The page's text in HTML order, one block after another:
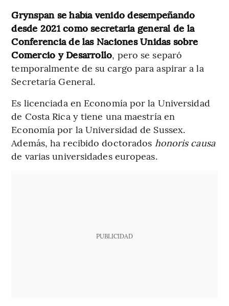
Grynspan se había venido desempeñando
desde 2021 como secretaria general de la
Conferencia de las Naciones Unidas sobre
Comercio y Desarrollo, pero se separó
temporalmente de su cargo para aspirar a la
Secretaría General.
Es licenciada en Economía por la Universidad
de Costa Rica y tiene una maestría en
Economía por la Universidad de Sussex.
Además, ha recibido doctorados honoris causa
de varias universidades europeas.
PUBLICIDAD